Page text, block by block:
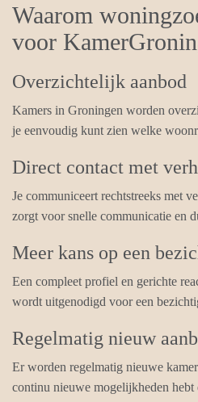
Waarom
voor
Overzichtelijk aanbod
Kamers in Groningen worden
je eenvoudig kunt zien welke
Direct contact met
Je communiceert rechtstreeks met
zorgt voor snelle communicatie en
Meer kans op een
Een compleet profiel en gerichte
wordt uitgenodigd voor een
Regelmatig nieuw
Er worden regelmatig nieuwe
continu nieuwe mogelijkheden